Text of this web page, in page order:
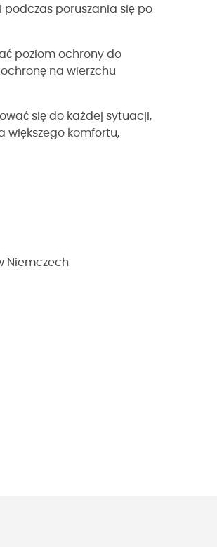
podczas poruszania się po
poziom ochrony do
ochronę na wierzchu
się do każdej sytuacji,
większego komfortu,
Niemczech